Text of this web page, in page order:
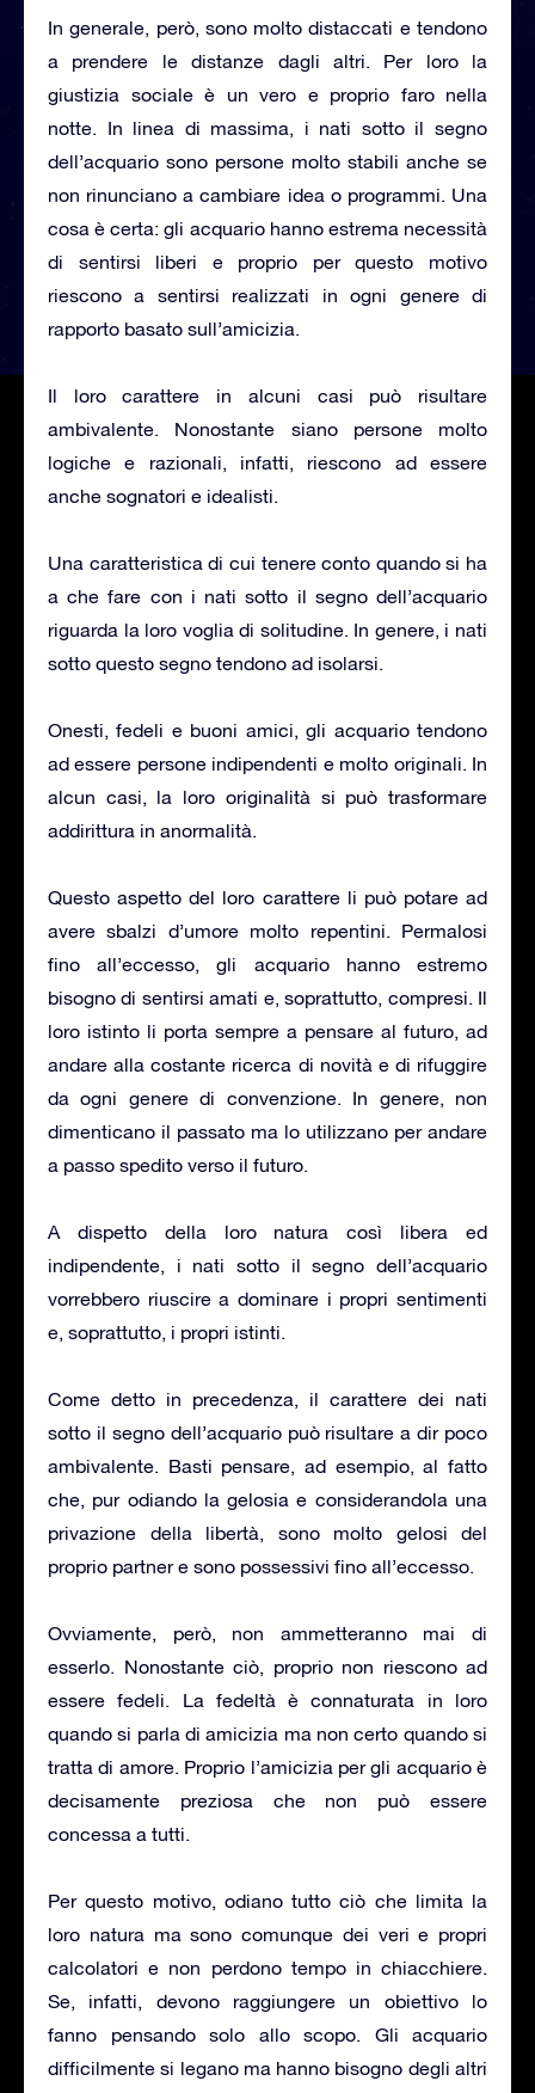
In generale, però, sono molto distaccati e tendono
a prendere le distanze dagli altri. Per loro la
giustizia sociale è un vero e proprio faro nella
notte. In linea di massima, i nati sotto il segno
dell’acquario sono persone molto stabili anche se
non rinunciano a cambiare idea o programmi. Una
cosa è certa: gli acquario hanno estrema necessità
di sentirsi liberi e proprio per questo motivo
riescono a sentirsi realizzati in ogni genere di
rapporto basato sull’amicizia.
Il loro carattere in alcuni casi può risultare
ambivalente. Nonostante siano persone molto
logiche e razionali, infatti, riescono ad essere
anche sognatori e idealisti.
Una caratteristica di cui tenere conto quando si ha
a che fare con i nati sotto il segno dell’acquario
riguarda la loro voglia di solitudine. In genere, i nati
sotto questo segno tendono ad isolarsi.
Onesti, fedeli e buoni amici, gli acquario tendono
ad essere persone indipendenti e molto originali. In
alcun casi, la loro originalità si può trasformare
addirittura in anormalità.
Questo aspetto del loro carattere li può potare ad
avere sbalzi d’umore molto repentini. Permalosi
fino all’eccesso, gli acquario hanno estremo
bisogno di sentirsi amati e, soprattutto, compresi. Il
loro istinto li porta sempre a pensare al futuro, ad
andare alla costante ricerca di novità e di rifuggire
da ogni genere di convenzione. In genere, non
dimenticano il passato ma lo utilizzano per andare
a passo spedito verso il futuro.
A dispetto della loro natura così libera ed
indipendente, i nati sotto il segno dell’acquario
vorrebbero riuscire a dominare i propri sentimenti
e, soprattutto, i propri istinti.
Come detto in precedenza, il carattere dei nati
sotto il segno dell’acquario può risultare a dir poco
ambivalente. Basti pensare, ad esempio, al fatto
che, pur odiando la gelosia e considerandola una
privazione della libertà, sono molto gelosi del
proprio partner e sono possessivi fino all’eccesso.
Ovviamente, però, non ammetteranno mai di
esserlo. Nonostante ciò, proprio non riescono ad
essere fedeli. La fedeltà è connaturata in loro
quando si parla di amicizia ma non certo quando si
tratta di amore. Proprio l’amicizia per gli acquario è
decisamente preziosa che non può essere
concessa a tutti.
Per questo motivo, odiano tutto ciò che limita la
loro natura ma sono comunque dei veri e propri
calcolatori e non perdono tempo in chiacchiere.
Se, infatti, devono raggiungere un obiettivo lo
fanno pensando solo allo scopo. Gli acquario
difficilmente si legano ma hanno bisogno degli altri